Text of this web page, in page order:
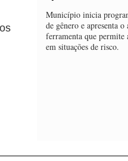
Município inicia
de gênero e apresenta
ferramenta que permite
em situações de risco.